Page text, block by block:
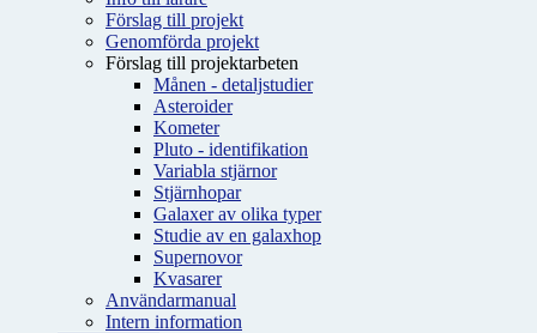
Förslag till projekt
Genomförda projekt
Förslag till projektarbeten
Månen - detaljstudier
Asteroider
Kometer
Pluto - identifikation
Variabla stjärnor
Stjärnhopar
Galaxer av olika typer
Studie av en galaxhop
Supernovor
Kvasarer
Användarmanual
Intern information